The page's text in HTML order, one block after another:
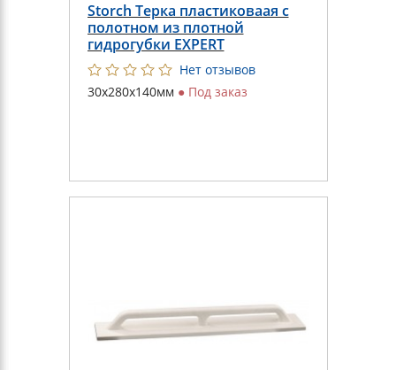
Storch Терка пластиковаая с
полотном из плотной
гидрогубки EXPERT
Нет отзывов
30х280х140мм ● Под заказ